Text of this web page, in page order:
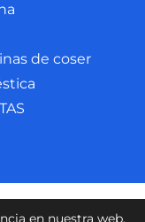
de coser
en nuestra web.